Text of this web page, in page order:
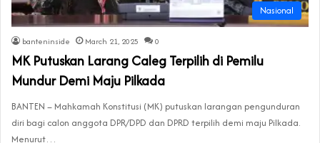
Nasional
banteninside March 21, 2025 0
MK Putuskan Larang Caleg Terpilih di Pemilu
Mundur Demi Maju Pilkada
BANTEN – Mahkamah Konstitusi (MK) putuskan larangan pengunduran
diri bagi calon anggota DPR/DPD dan DPRD terpilih demi maju Pilkada.
Menurut…